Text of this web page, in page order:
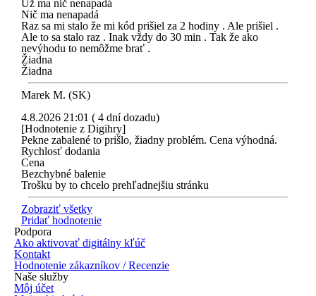
Už ma nič nenapadá
Nič ma nenapadá
Raz sa mi stalo že mi kód prišiel za 2 hodiny . Ale prišiel .
Ale to sa stalo raz . Inak vždy do 30 min . Tak že ako
nevýhodu to nemôžme brať .
Žiadna
Žiadna
Marek M. (SK)
4.8.2026 21:01 ( 4 dní dozadu)
[Hodnotenie z Digihry]
Pekne zabalené to prišlo, žiadny problém. Cena výhodná.
Rychlosť dodania
Cena
Bezchybné balenie
Trošku by to chcelo prehľadnejšiu stránku
Zobraziť všetky
Pridať hodnotenie
Podpora
Ako aktivovať digitálny kľúč
Kontakt
Hodnotenie zákazníkov / Recenzie
Naše služby
Môj účet